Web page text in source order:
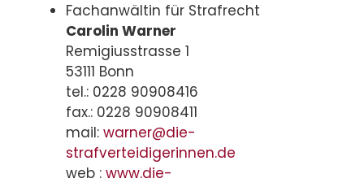
Fachanwältin für Strafrecht
Carolin Warner
Remigiusstrasse 1
53111 Bonn
tel.: 0228 90908416
fax.: 0228 90908411
mail: warner@die-
strafverteidigerinnen.de
web : www.die-